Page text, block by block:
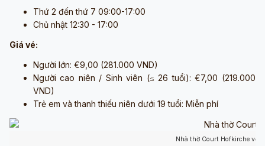
Thứ 2 đến thứ 7 09:00-17:00
Chủ nhật 12:30 - 17:00
Giá vé:
Người lớn: €9,00 (281.000 VND)
Người cao niên / Sinh viên (≤ 26 tuổi): €7,00 (219.000
VND)
Trẻ em và thanh thiếu niên dưới 19 tuổi: Miễn phí
Nhà thờ Court Hofkirche về